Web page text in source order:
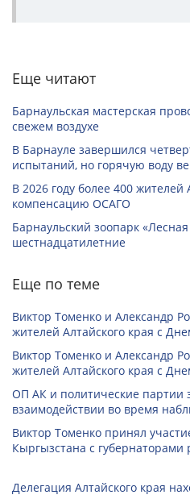
Еще читают
Барнаульская мастерская
свежем воздухе
В Барнауле завершился
испытаний, но горячую воду
В 2026 году более 400 жителей
компенсацию ОСАГО
Барнаульский зоопарк
шестнадцатилетние
Еще по теме
Виктор Томенко и Александр
жителей Алтайского края с
Виктор Томенко и Александр
жителей Алтайского края с
ОП АК и политические партии
взаимодействии во время
Виктор Томенко принял
Кыргызстана с губернаторами
Делегация Алтайского края